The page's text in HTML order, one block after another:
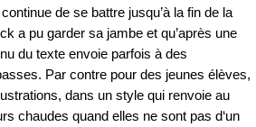
de se battre jusqu’à la fin de la
a pu garder sa jambe et qu’après une
du texte envoie parfois à des
Par contre pour des jeunes élèves,
dans un style qui renvoie au
chaudes quand elles ne sont pas d‘un